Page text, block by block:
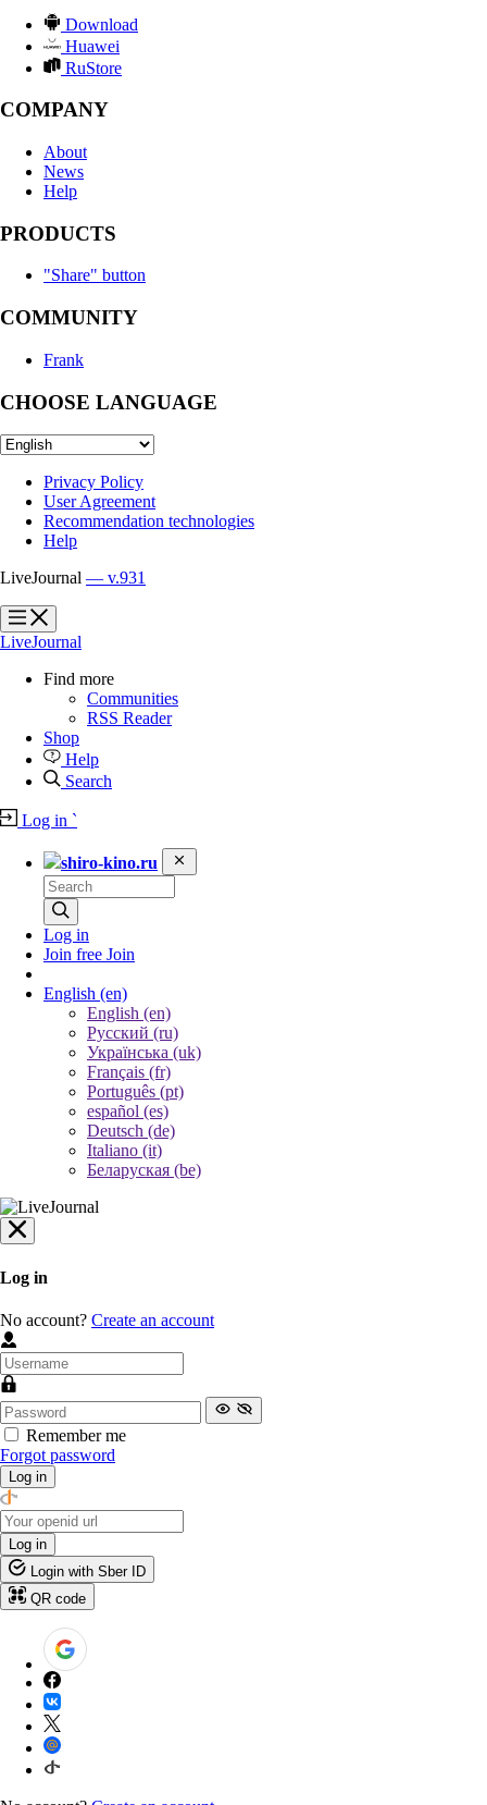
Download
Huawei
RuStore
COMPANY
About
News
Help
PRODUCTS
"Share" button
COMMUNITY
Frank
CHOOSE LANGUAGE
Privacy Policy
User Agreement
Recommendation technologies
Help
LiveJournal — v.931
?
?
LiveJournal
Find more
Communities
RSS Reader
Shop
Help
Search
Log in `
shiro-kino.ru
Log in
Join free Join
English (en)
English (en)
Русский (ru)
Українська (uk)
Français (fr)
Português (pt)
español (es)
Deutsch (de)
Italiano (it)
Беларуская (be)
Log in
No account? Create an account
Remember me
Forgot password
Log in
Log in
Login with Sber ID
QR code